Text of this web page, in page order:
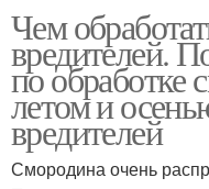
Чем
вредителей.
по обработке
летом и
вредителей
Смородина очень